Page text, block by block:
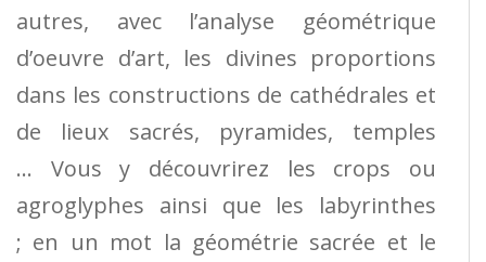
autres, avec l’analyse géométrique
d’oeuvre d’art, les divines proportions
dans les constructions de cathédrales et
de lieux sacrés, pyramides, temples
… Vous y découvrirez les crops ou
agroglyphes ainsi que les labyrinthes
; en un mot la géométrie sacrée et le